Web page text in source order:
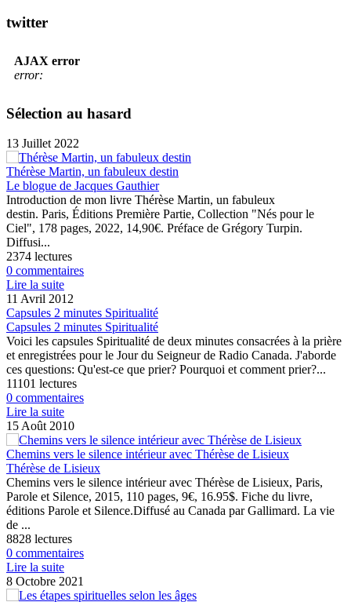
twitter
AJAX error
error:
Sélection au hasard
13 Juillet 2022
Thérèse Martin, un fabuleux destin
Le blogue de Jacques Gauthier
Introduction de mon livre Thérèse Martin, un fabuleux
destin. Paris, Éditions Première Partie, Collection "Nés pour le
Ciel", 178 pages, 2022, 14,90€. Préface de Grégory Turpin.
Diffusi...
2374 lectures
0 commentaires
Lire la suite
11 Avril 2012
Capsules 2 minutes Spiritualité
Capsules 2 minutes Spiritualité
Voici les capsules Spiritualité de deux minutes consacrées à la prière
et enregistrées pour le Jour du Seigneur de Radio Canada. J'aborde
ces questions: Qu'est-ce que prier? Pourquoi et comment prier?...
11101 lectures
0 commentaires
Lire la suite
15 Août 2010
Chemins vers le silence intérieur avec Thérèse de Lisieux
Thérèse de Lisieux
Chemins vers le silence intérieur avec Thérèse de Lisieux, Paris,
Parole et Silence, 2015, 110 pages, 9€, 16.95$. Fiche du livre,
éditions Parole et Silence.Diffusé au Canada par Gallimard. La vie
de ...
8828 lectures
0 commentaires
Lire la suite
8 Octobre 2021